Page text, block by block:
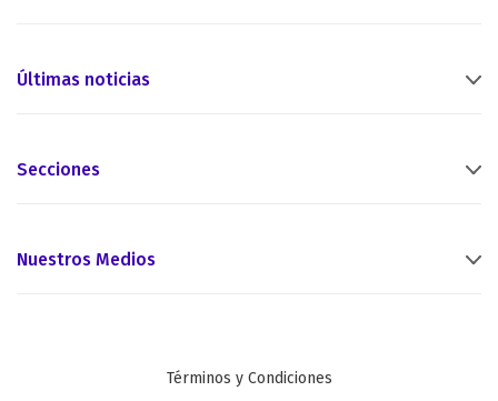
Últimas noticias
Secciones
Nuestros Medios
Términos y Condiciones